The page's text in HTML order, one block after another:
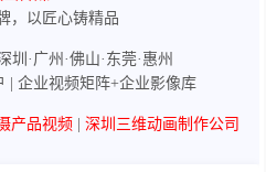
，以匠心铸精品
圳·广州·佛山·东莞·惠州
| 企业视频矩阵+企业影像库
产品视频 深圳三维动画制作公司